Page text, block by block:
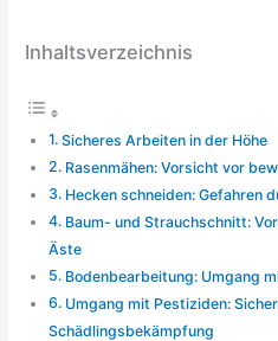
Inhaltsverzeichnis
Sicheres Arbeiten in der Höhe
Rasenmähen: Vorsicht vor
Hecken schneiden: Gefahren
Baum- und Strauchschnitt:
Äste
Bodenbearbeitung: Umgang
Umgang mit Pestiziden:
Schädlingsbekämpfung